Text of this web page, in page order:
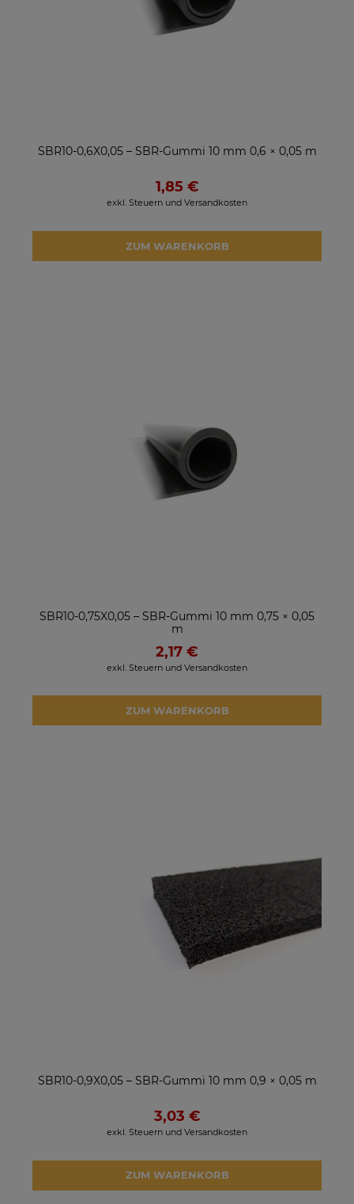
SBR10-0,6X0,05 – SBR-Gummi 10 mm 0,6 × 0,05 m
1,85 €
exkl. Steuern und Versandkosten
ZUM WARENKORB
SBR10-0,75X0,05 – SBR-Gummi 10 mm 0,75 × 0,05
m
2,17 €
exkl. Steuern und Versandkosten
ZUM WARENKORB
SBR10-0,9X0,05 – SBR-Gummi 10 mm 0,9 × 0,05 m
3,03 €
exkl. Steuern und Versandkosten
ZUM WARENKORB